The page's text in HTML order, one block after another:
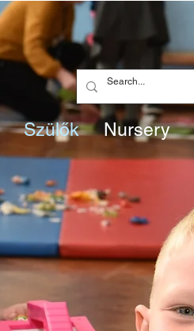
Szülők Nursery